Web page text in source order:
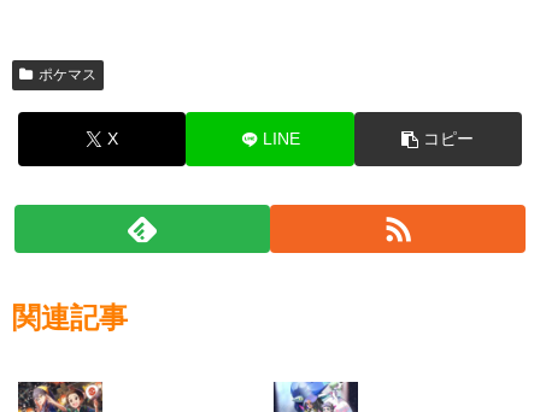
ポケマス
X LINE コピー
関連記事